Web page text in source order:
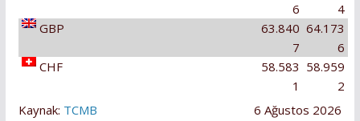
4
6
GBP
64.173
6
63.840
7
CHF
58.959
2
58.583
1
Kaynak: TCMB 6 Ağustos 2026